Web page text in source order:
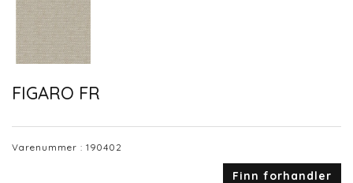
FIGARO FR
Varenummer : 190402
Finn forhandler